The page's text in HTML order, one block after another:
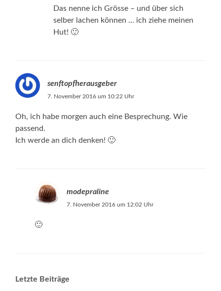
Das nenne ich Grösse – und über sich
selber lachen können … ich ziehe meinen
Hut! 🙂
senftopfherausgeber
7. November 2016 um 10:22 Uhr
Oh, ich habe morgen auch eine Besprechung. Wie
passend.
Ich werde an dich denken! 🙂
modepraline
7. November 2016 um 12:02 Uhr
🙂
Letzte Beiträge